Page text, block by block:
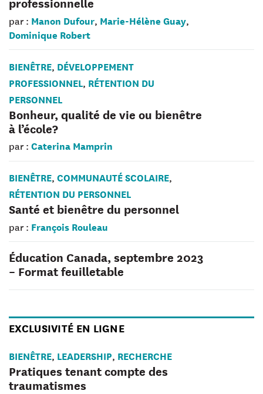
par : Manon Dufour, Marie-Hélène Guay,
Dominique Robert
BIENÊTRE, DÉVELOPPEMENT
PROFESSIONNEL, RÉTENTION DU
PERSONNEL
Bonheur, qualité de vie ou bienêtre
à l’école?
par : Caterina Mamprin
BIENÊTRE, COMMUNAUTÉ SCOLAIRE,
RÉTENTION DU PERSONNEL
Santé et bienêtre du personnel
par : François Rouleau
Éducation Canada, septembre 2023
– Format feuilletable
EXCLUSIVITÉ EN LIGNE
BIENÊTRE, LEADERSHIP, RECHERCHE
Pratiques tenant compte des
traumatismes